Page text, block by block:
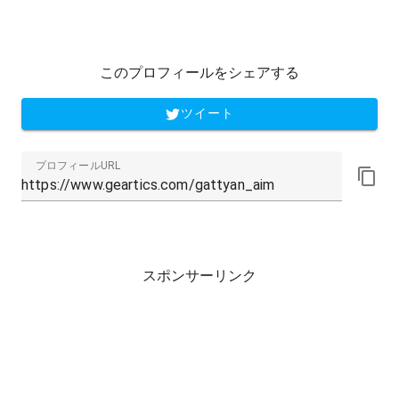
このプロフィールをシェアする
ツイート
プロフィールURL
スポンサーリンク